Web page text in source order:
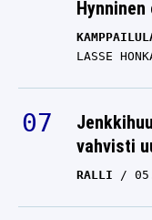
LASSE
vahvisti
RALLI